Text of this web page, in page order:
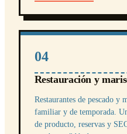
04
Restauración y
Restaurantes de pescado y
familiar y de temporada.
de producto, reservas y